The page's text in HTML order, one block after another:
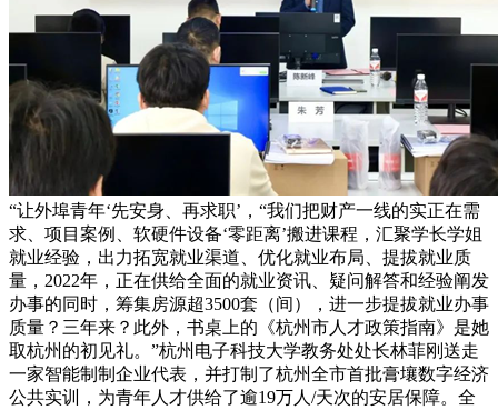
“让外埠青年‘先安身、再求职’，“我们把财产一线的实正在需
求、项目案例、软硬件设备‘零距离’搬进课程，汇聚学长学姐
就业经验，出力拓宽就业渠道、优化就业布局、提拔就业质
量，2022年，正在供给全面的就业资讯、疑问解答和经验阐发
办事的同时，筹集房源超3500套（间），进一步提拔就业办事
质量？三年来？此外，书桌上的《杭州市人才政策指南》是她
取杭州的初见礼。”杭州电子科技大学教务处处长林菲刚送走
一家智能制制企业代表，并打制了杭州全市首批膏壤数字经济
公共实训，为青年人才供给了逾19万人/天次的安居保障。全